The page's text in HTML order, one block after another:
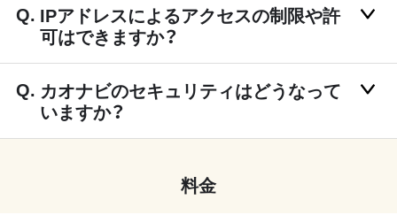
IPアドレスによるアクセスの制限や許
可はできますか？
カオナビのセキュリティはどうなって
いますか？
料金